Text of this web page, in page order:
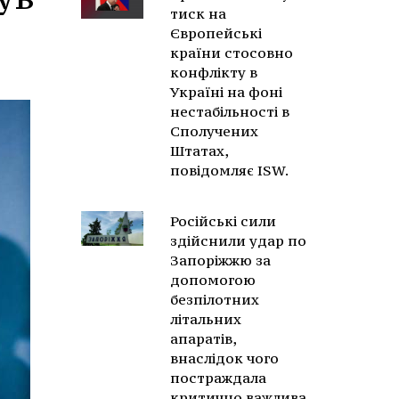
тиск на
Європейські
країни стосовно
конфлікту в
Україні на фоні
нестабільності в
Сполучених
Штатах,
повідомляє ISW.
Російські сили
здійснили удар по
Запоріжжю за
допомогою
безпілотних
літальних
апаратів,
внаслідок чого
постраждала